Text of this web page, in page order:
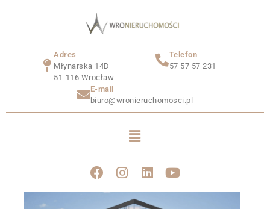
Adres
Młynarska 14D
51-116 Wrocław
Telefon
57 57 57 231
E-mail
biuro@wronieruchomosci.pl